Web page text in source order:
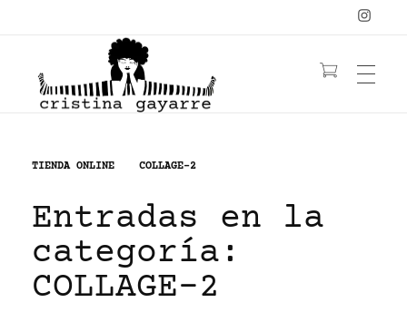
C
ristina Gayarre
Grabado | Ilustración | Obra Gráfica
YOGA
YANTRAS/MANDALAS
MUJERES
PELIRROJAS
NATURALEZA
LIBRO
CONTACTO
TIENDA ONLINE COLLAGE-2
Entradas en la
categoría:
COLLAGE-2